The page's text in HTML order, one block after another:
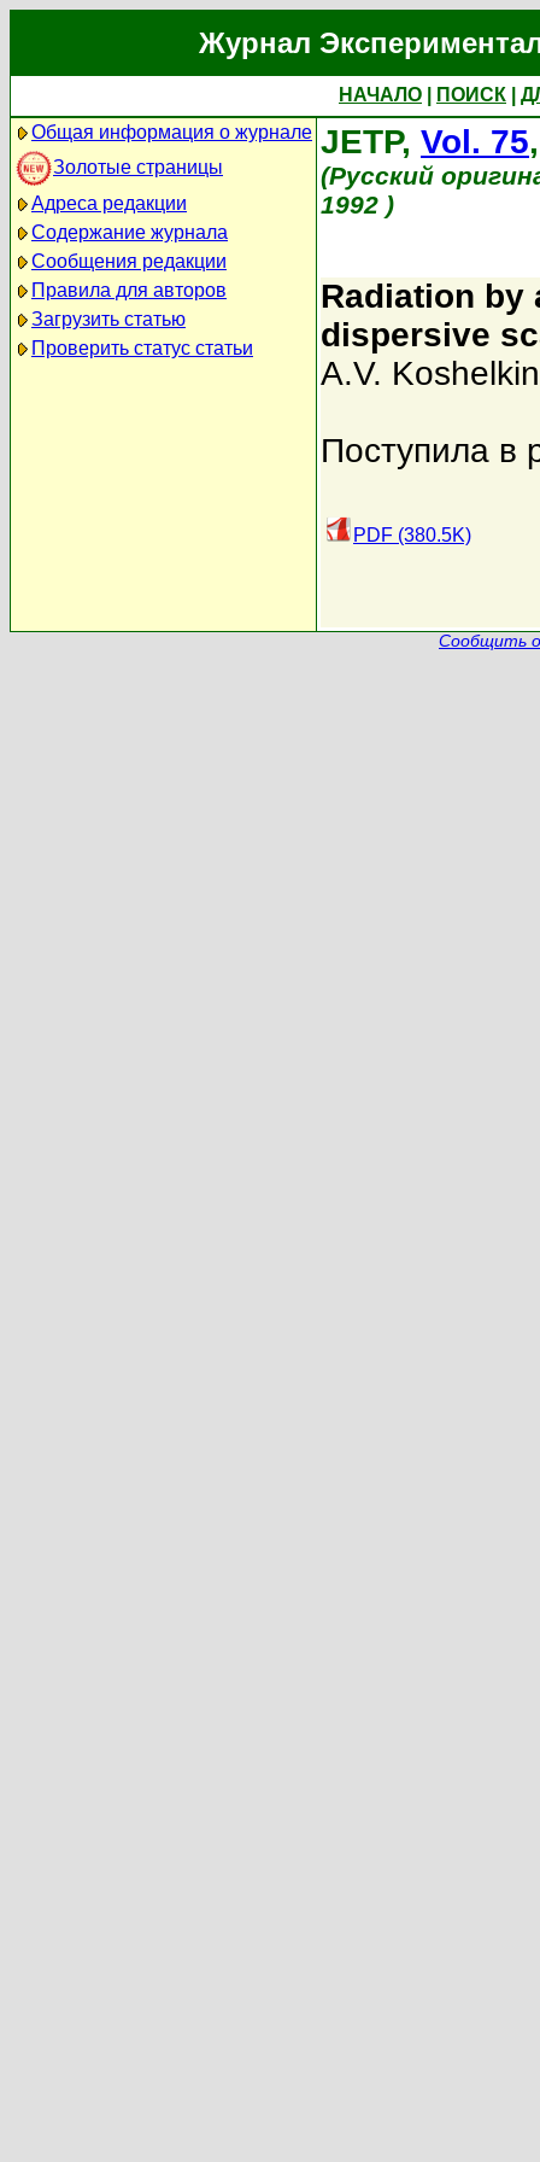
Журнал
НАЧАЛО ПОИСК
Общая информация о журнале
Золотые страницы
Адреса редакции
Содержание журнала
Сообщения редакции
Правила для авторов
Загрузить статью
Проверить статус статьи
JETP, Vol. 75
(Русский
1992 )
Radiation by
dispersive
A.V. Koshelkin
Поступила в
PDF (380.5K)
Сообщить о